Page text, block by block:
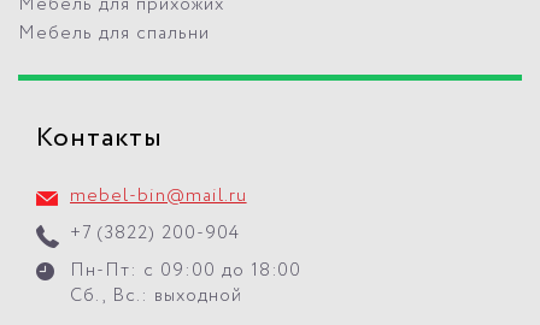
Мебель для спальни
Контакты
mebel-bin@mail.ru
+7 (3822) 200-904
Пн-Пт: с 09:00 до 18:00
Сб., Вс.: выходной